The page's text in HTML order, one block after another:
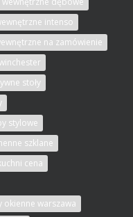
intenso
na zamówienie
stoły
stylowe
szklane
cena
okienne warszawa